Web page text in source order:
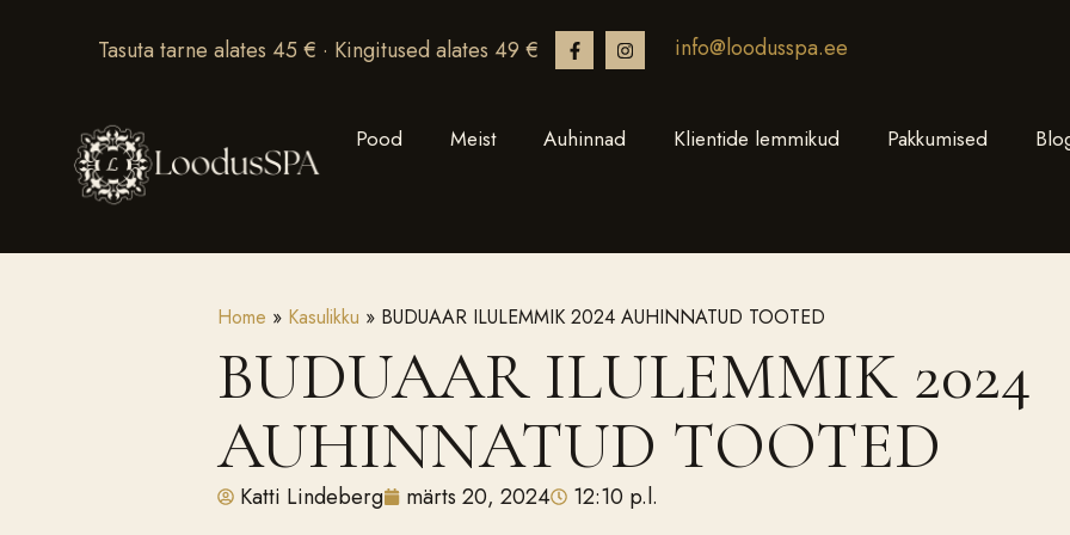
Tasuta tarne alates 45 € · Kingitused alates 49 € info@loodusspa.ee
Pood Meist Auhinnad Klientide lemmikud Pakkumised
Home » Kasulikku » BUDUAAR ILULEMMIK 2024 AUHINNATUD TOOTED
BUDUAAR ILULEMMIK 2024
AUHINNATUD TOOTED
Katti Lindeberg märts 20, 2024 12:10 p.l.